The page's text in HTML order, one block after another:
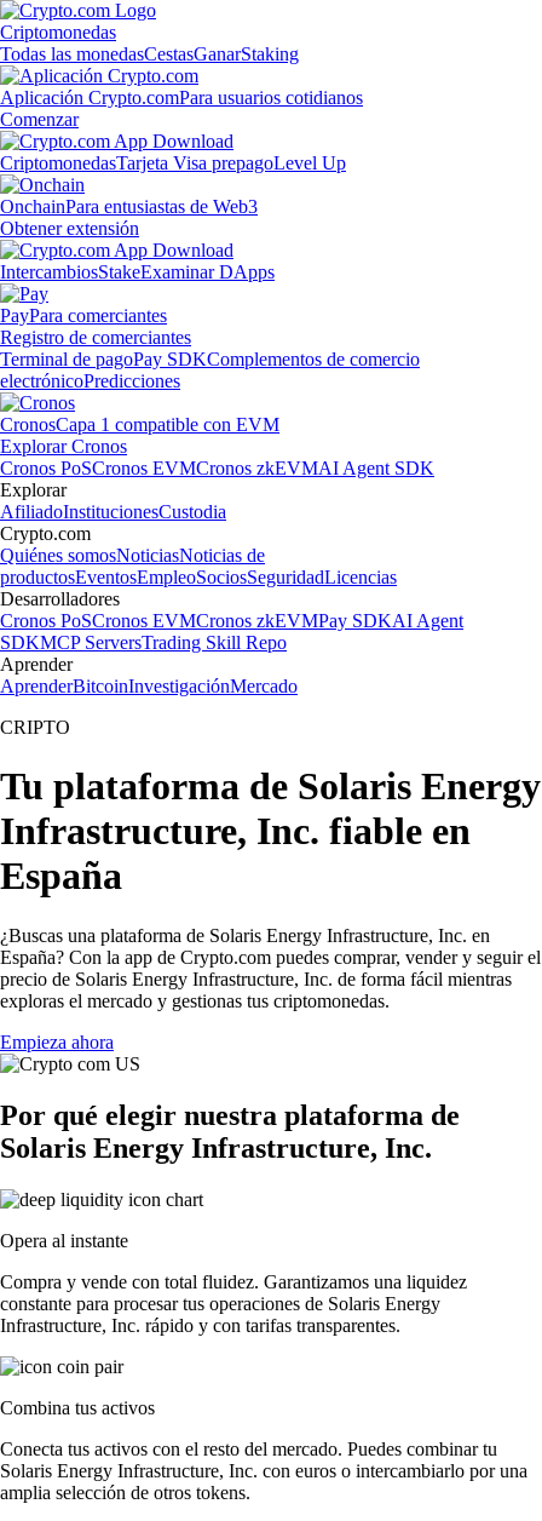
Criptomonedas
Todas las monedasCestasGanarStaking
Aplicación Crypto.comPara usuarios cotidianos
Comenzar
CriptomonedasTarjeta Visa prepagoLevel Up
OnchainPara entusiastas de Web3
Obtener extensión
IntercambiosStakeExaminar DApps
PayPara comerciantes
Registro de comerciantes
Terminal de pagoPay SDKComplementos de comercio
electrónicoPredicciones
CronosCapa 1 compatible con EVM
Explorar Cronos
Cronos PoSCronos EVMCronos zkEVMAI Agent SDK
Explorar
AfiliadoInstitucionesCustodia
Crypto.com
Quiénes somosNoticiasNoticias de
productosEventosEmpleoSociosSeguridadLicencias
Desarrolladores
Cronos PoSCronos EVMCronos zkEVMPay SDKAI Agent
SDKMCP ServersTrading Skill Repo
Aprender
AprenderBitcoinInvestigaciónMercado
CRIPTO
Tu plataforma de Solaris Energy
Infrastructure, Inc. fiable en
España
¿Buscas una plataforma de Solaris Energy Infrastructure, Inc. en
España? Con la app de Crypto.com puedes comprar, vender y seguir el
precio de Solaris Energy Infrastructure, Inc. de forma fácil mientras
exploras el mercado y gestionas tus criptomonedas.
Empieza ahora
Por qué elegir nuestra plataforma de
Solaris Energy Infrastructure, Inc.
Opera al instante
Compra y vende con total fluidez. Garantizamos una liquidez
constante para procesar tus operaciones de Solaris Energy
Infrastructure, Inc. rápido y con tarifas transparentes.
Combina tus activos
Conecta tus activos con el resto del mercado. Puedes combinar tu
Solaris Energy Infrastructure, Inc. con euros o intercambiarlo por una
amplia selección de otros tokens.